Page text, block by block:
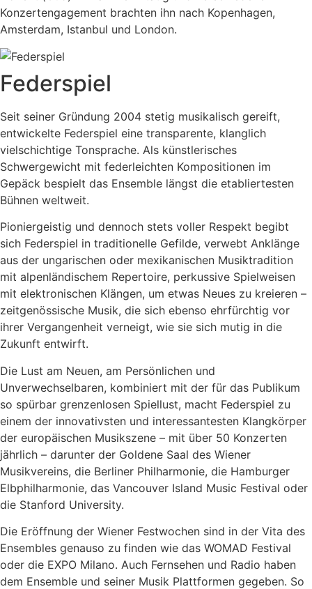
Konzertengagement brachten ihn nach Kopenhagen,
Amsterdam, Istanbul und London.
Federspiel
Seit seiner Gründung 2004 stetig musikalisch gereift,
entwickelte Federspiel eine transparente, klanglich
vielschichtige Tonsprache. Als künstlerisches
Schwergewicht mit federleichten Kompositionen im
Gepäck bespielt das Ensemble längst die etabliertesten
Bühnen weltweit.
Pioniergeistig und dennoch stets voller Respekt begibt
sich Federspiel in traditionelle Gefilde, verwebt Anklänge
aus der ungarischen oder mexikanischen Musiktradition
mit alpenländischem Repertoire, perkussive Spielweisen
mit elektronischen Klängen, um etwas Neues zu kreieren –
zeitgenössische Musik, die sich ebenso ehrfürchtig vor
ihrer Vergangenheit verneigt, wie sie sich mutig in die
Zukunft entwirft.
Die Lust am Neuen, am Persönlichen und
Unverwechselbaren, kombiniert mit der für das Publikum
so spürbar grenzenlosen Spiellust, macht Federspiel zu
einem der innovativsten und interessantesten Klangkörper
der europäischen Musikszene – mit über 50 Konzerten
jährlich – darunter der Goldene Saal des Wiener
Musikvereins, die Berliner Philharmonie, die Hamburger
Elbphilharmonie, das Vancouver Island Music Festival oder
die Stanford University.
Die Eröffnung der Wiener Festwochen sind in der Vita des
Ensembles genauso zu finden wie das WOMAD Festival
oder die EXPO Milano. Auch Fernsehen und Radio haben
dem Ensemble und seiner Musik Plattformen gegeben. So